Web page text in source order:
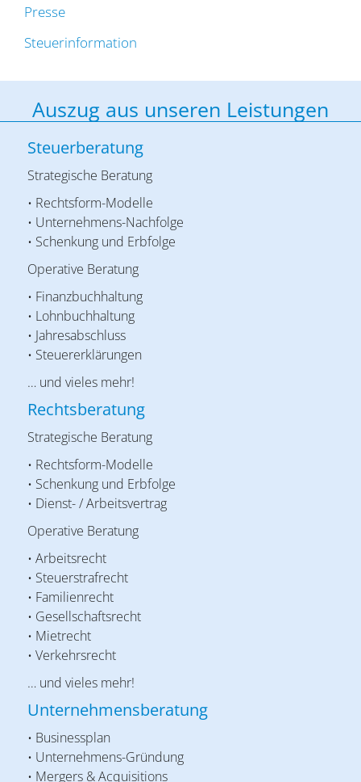
Presse
Steuerinformation
Auszug aus unseren Leistungen
Steuerberatung
Strategische Beratung
• Rechtsform-Modelle
• Unternehmens-Nachfolge
• Schenkung und Erbfolge
Operative Beratung
• Finanzbuchhaltung
• Lohnbuchhaltung
• Jahresabschluss
• Steuererklärungen
… und vieles mehr!
Rechtsberatung
Strategische Beratung
• Rechtsform-Modelle
• Schenkung und Erbfolge
• Dienst- / Arbeitsvertrag
Operative Beratung
• Arbeitsrecht
• Steuerstrafrecht
• Familienrecht
• Gesellschaftsrecht
• Mietrecht
• Verkehrsrecht
… und vieles mehr!
Unternehmensberatung
• Businessplan
• Unternehmens-Gründung
• Mergers & Acquisitions